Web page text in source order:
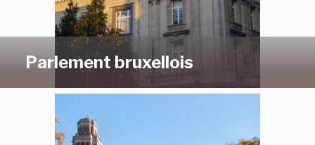
Parlement bruxellois